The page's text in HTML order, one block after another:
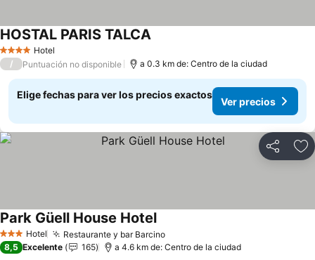
4 EstrellasHotel
HOSTAL PARIS TALCA
/ Puntuación no disponible a 0.3 km de: Centro de la ciudad
Elige fechas para ver los precios exactos
Ver precios
Compartir
3 Estrellas
Hotel Restaurante y bar Barcino
Park Güell House Hotel
8,5 Excelente 165 a 4.6 km de: Centro de la ciudad